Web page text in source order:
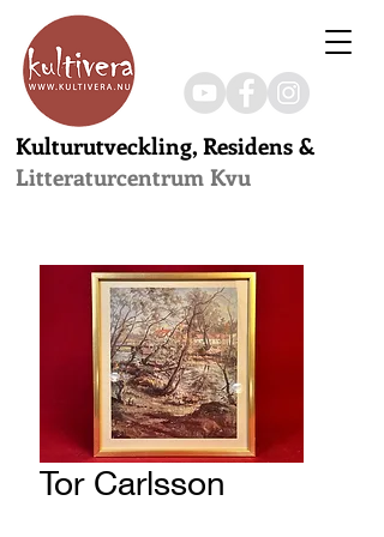
Kulturutveckling, Residens &
Litteraturcentrum Kvu
Tor Carlsson